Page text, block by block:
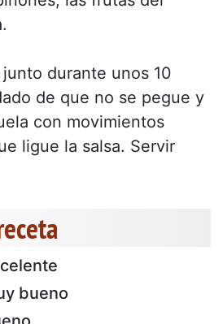
durante unos 10
de que no se pegue y
con movimientos
ligue la salsa. Servir
bueno